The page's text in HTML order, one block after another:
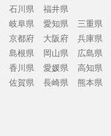
石川県
福井県
岐阜県 愛知県
三重県
京都府 大阪府 兵庫県
島根県 岡山県 広島県
香川県 愛媛県
高知県
佐賀県 長崎県 熊本県